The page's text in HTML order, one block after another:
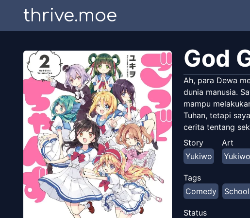
thrive.moe
God
Ah, para Dewa
dunia manusia.
mampu
Tuhan, tetapi
cerita tentang
Story
Yukiwo
Art
Yukiwo
Tags
Comedy
Status